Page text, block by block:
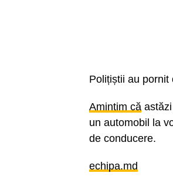
Polițiștii au pornit
Amintim că
un automobil la
de conducere.
echipa.md